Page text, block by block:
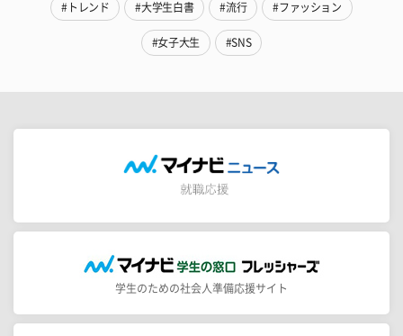
#トレンド #大学生白書 #流行 #ファッション
#女子大生 #SNS
学生のための社会人準備応援サイト